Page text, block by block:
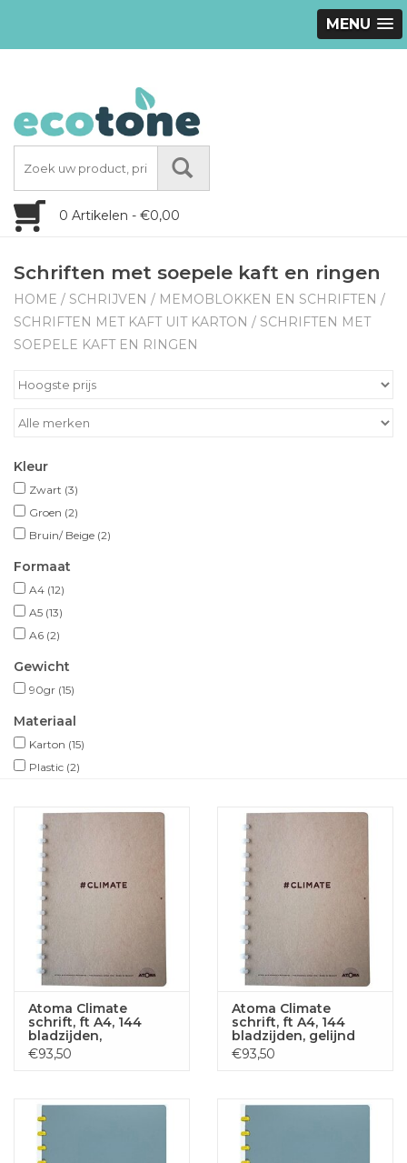
MENU
0 Artikelen - €0,00
Schriften met soepele kaft en ringen
HOME / SCHRIJVEN / MEMOBLOKKEN EN SCHRIFTEN /
SCHRIFTEN MET KAFT UIT KARTON / SCHRIFTEN MET
SOEPELE KAFT EN RINGEN
Kleur
Zwart (3)
Groen (2)
Bruin/ Beige (2)
Formaat
A4 (12)
A5 (13)
A6 (2)
Gewicht
90gr (15)
Materiaal
Karton (15)
Plastic (2)
Atoma Climate
schrift, ft A4, 144
bladzijden,
commercieel geruit
€93,50
Atoma Climate
schrift, ft A4, 144
bladzijden, gelijnd
€93,50